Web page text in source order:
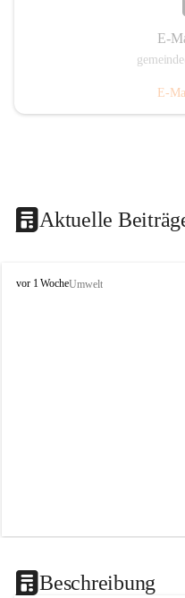
E-
E-
Aktuelle
V
vor 1 WocheUmwelt
Beschreibung